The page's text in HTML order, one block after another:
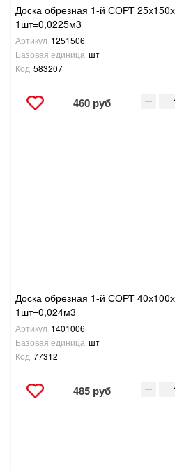
Доска обрезная 1-й СОРТ
1шт=0,0225м3
Артикул 1251506
Базовая единица шт
Код 583207
460 руб
Доска обрезная 1-й СОРТ
1шт=0,024м3
Артикул 1401006
Базовая единица шт
Код 77312
485 руб